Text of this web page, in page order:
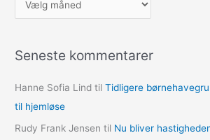
r
i
e
r
Seneste kommentarer
Hanne Sofia Lind tilTidligere
til hjemløse
Rudy Frank Jensen til Nu bliver